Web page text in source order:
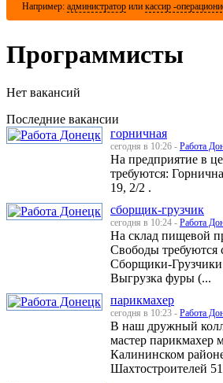
Например: администратор или кассир -
Программисты
Нет вакансий
Последние вакансии
горничная
сегодня в 10:26 - Работа
На предприятие в
требуются:
19, 2/2 .
сборщик-грузчик
сегодня в 10:24 - Работа
На склад пищевой
Свободы требуются
Сборщики-
Выгрузка фуры (...
парикмахер
сегодня в 10:23 - Работа
В наш дружный
мастер парикмахер
Калининском
Шахтостроителей